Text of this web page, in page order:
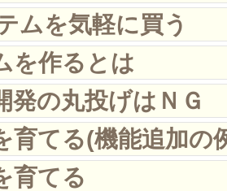
ムを気軽に買う
を作るとは
発の丸投げはＮＧ
育てる(機能追加の
育てる